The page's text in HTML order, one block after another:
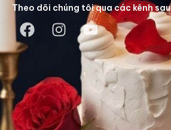
Theo dõi chúng tôi qua các kênh sau